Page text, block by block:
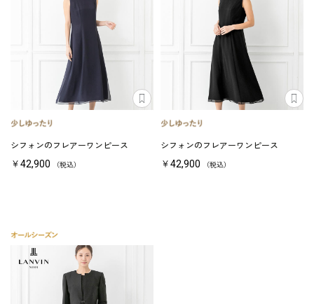
シフォンのフレアーワンピース
￥42,900 （税込）
シフォンのフレアーワンピース
￥42,900 （税込）